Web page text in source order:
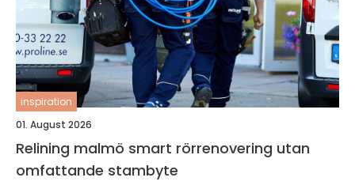
inspiration
01. August 2026
Relining malmö smart rörrenovering utan
omfattande stambyte